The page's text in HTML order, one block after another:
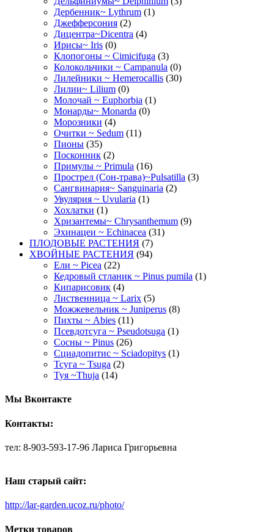
Дербенник~ Lythrum (1)
Джефферсония (2)
Дицентра~Dicentra (4)
Ирисы~ Iris (0)
Клопогоны ~ Cimicifuga (3)
Колокольчики ~ Campanula (0)
Лилейники ~ Hemerocallis (30)
Лилии~ Lilium (0)
Молочай ~ Euphorbia (1)
Монарды~ Monarda (0)
Морозники (4)
Очитки ~ Sedum (11)
Пионы (35)
Посконник (2)
Примулы ~ Primula (16)
Прострел (Сон-трава)~Pulsatilla (3)
Сангвинария~ Sanguinaria (2)
Увулярия ~ Uvularia (1)
Хохлатки (1)
Хризантемы~ Chrysanthemum (9)
Эхинацеи ~ Echinacea (31)
ПЛОДОВЫЕ РАСТЕНИЯ (7)
ХВОЙНЫЕ РАСТЕНИЯ (94)
Ели ~ Picea (22)
Кедровый стланик ~ Pinus pumila (1)
Кипарисовик (4)
Лиственница ~ Larix (5)
Можжевельник ~ Juniperus (8)
Пихты ~ Abies (11)
Псевдотсуга ~ Pseudotsuga (1)
Сосны ~ Pinus (26)
Сциадопитис ~ Sciadopitys (1)
Тсуга ~ Tsuga (2)
Туя ~Thuja (14)
Мы Вконтакте
Контакты:
тел: 8-903-593-17-96 Лариса Григорьевна
Наш старый сайт:
http://lar-garden.ucoz.ru/photo/
Метки товаров